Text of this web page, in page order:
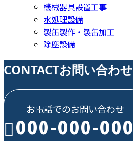
機械器具設置工事
水処理設備
製缶製作・製缶加工
除塵設備
CONTACTお問い合わせ
お電話でのお問い合わせ
000-000-